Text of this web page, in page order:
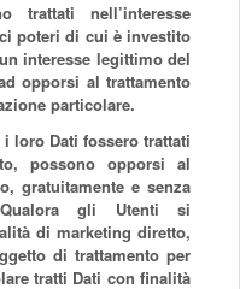
trattati nell’interesse
poteri di cui è investito
interesse legittimo del
opporsi al trattamento
particolare.
loro Dati fossero trattati
possono opporsi al
gratuitamente e senza
gli Utenti si
di marketing diretto,
di trattamento per
tratti Dati con finalità